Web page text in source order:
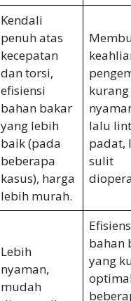
Kendali
penuh atas
kecepatan
dan torsi,
efisiensi
bahan bakar
yang lebih
baik (pada
beberapa
kasus), harga
lebih murah.
kurang
lalu
padat,
sulit
Lebih
nyaman,
mudah
bahan
yang